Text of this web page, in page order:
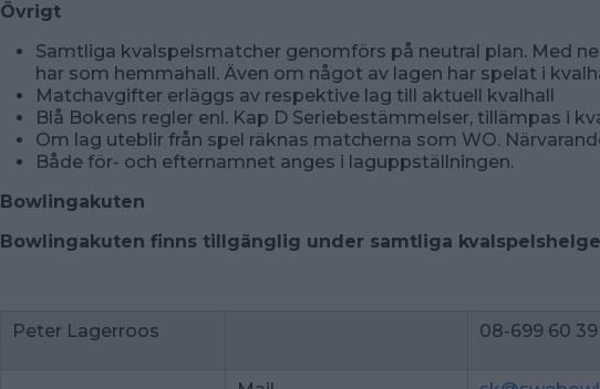
Övrigt
Samtliga kvalspelsmatcher genomförs på neutral plan. Med
har som hemmahall. Även om något av lagen har spelat i
Matchavgifter erläggs av respektive lag till aktuell kvalhall
Blå Bokens regler enl. Kap D Seriebestämmelser, tillämpas i
Om lag uteblir från spel räknas matcherna som WO.
Både för- och efternamnet anges i laguppställningen.
Bowlingakuten
Bowlingakuten finns tillgänglig under samtliga
Peter Lagerroos 08-699 60 39